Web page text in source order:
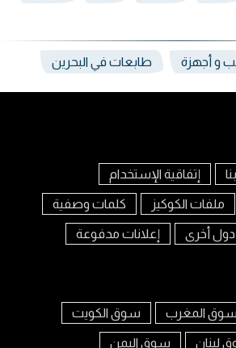
و أجهزة طابعات في البحرين
إتفاقية الإستخدام
ملفات الكوكيز كلمات وصفية
دول أخرى إعلانات مدفوعة
سوق المغرب سوق الكويت
لبنان سوق اليمن